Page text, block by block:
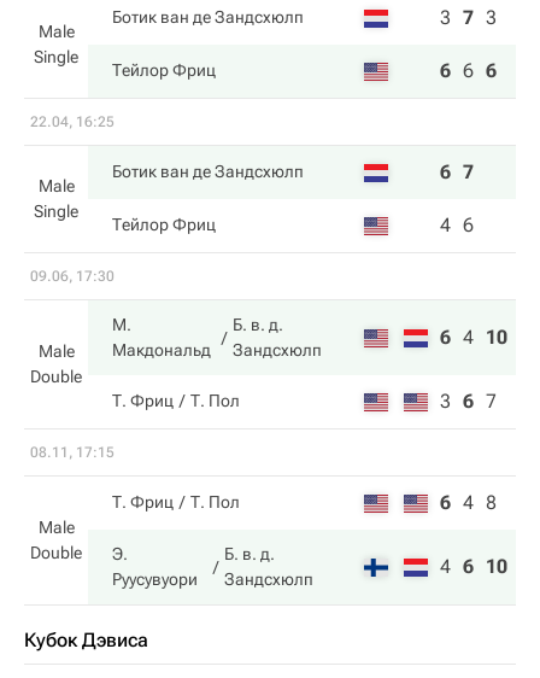
Male
Single
Ботик ван де Зандсхюлп 3 7 3
Тейлор Фриц 6 6 6
22.04, 16:25
Male
Single
Ботик ван де Зандсхюлп 6 7
Тейлор Фриц 4 6
09.06, 17:30
Male
Double
М.
Макдональд
Б. в. д.
Зандсхюлп
6 4 10
Т. Фриц Т. Пол 3 6 7
08.11, 17:15
Male
Double
Т. Фриц Т. Пол 6 4 8
Э.
Руусувуори
Б. в. д.
Зандсхюлп
4 6 10
Кубок Дэвиса